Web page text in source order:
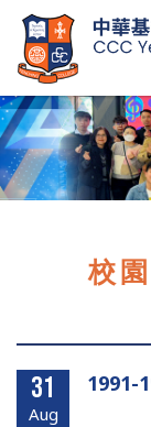
校園
31
Aug
1991-